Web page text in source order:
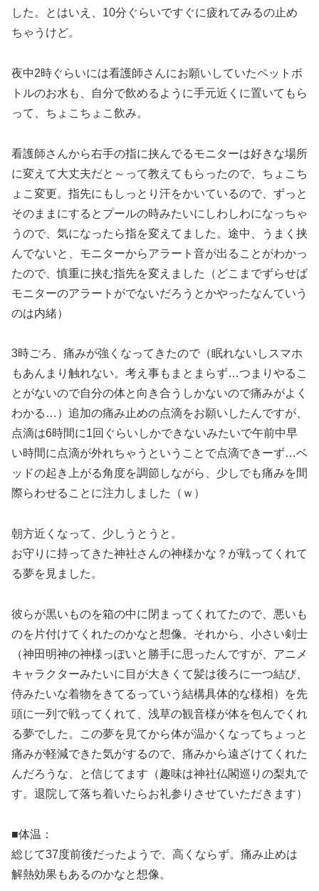
した。とはいえ、10分ぐらいですぐに疲れてみるの止め
ちゃうけど。
夜中2時ぐらいには看護師さんにお願いしていたペットボ
トルのお水も、自分で飲めるように手元近くに置いてもら
って、ちょこちょこ飲み。
看護師さんから右手の指に挟んでるモニターは好きな場所
に変えて大丈夫だと～って教えてもらったので、ちょこち
ょこ変更。指先にもしっとり汗をかいているので、ずっと
そのままにするとプールの時みたいにしわしわになっちゃ
うので、気になったら指を変えてました。途中、うまく挟
んでないと、モニターからアラート音が出ることがわかっ
たので、慎重に挟む指先を変えました（どこまでずらせば
モニターのアラートがでないだろうとかやったなんていう
のは内緒）
3時ごろ、痛みが強くなってきたので（眠れないしスマホ
もあんまり触れない。考え事もまとまらず…つまりやるこ
とがないので自分の体と向き合うしかないので痛みがよく
わかる…）追加の痛み止めの点滴をお願いしたんですが、
点滴は6時間に1回ぐらいしかできないみたいで午前中早
い時間に点滴が外れちゃうということで点滴できーず…ベ
ッドの起き上がる角度を調節しながら、少しでも痛みを間
際らわせることに注力しました（ｗ）
朝方近くなって、少しうとうと。
お守りに持ってきた神社さんの神様かな？が戦ってくれて
る夢を見ました。
彼らが黒いものを箱の中に閉まってくれてたので、悪いも
のを片付けてくれたのかなと想像。それから、小さい剣士
（神田明神の神様っぽいと勝手に思ったんですが、アニメ
キャラクターみたいに目が大きくて髪は後ろに一つ結び、
侍みたいな着物をきてるっていう結構具体的な様相）を先
頭に一列で戦ってくれて、浅草の観音様が体を包んでくれ
る夢でした。この夢を見てから体が温かくなってちょっと
痛みが軽減できた気がするので、痛みから遠ざけてくれた
んだろうな、と信じてます（趣味は神社仏閣巡りの梨丸で
す。退院して落ち着いたらお礼参りさせていただきます）
■体温：
総じて37度前後だったようで、高くならず。痛み止めは
解熱効果もあるのかなと想像。